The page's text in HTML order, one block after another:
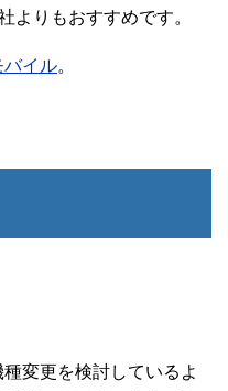
よりもおすすめです。
バイル。
変更を検討しているよ